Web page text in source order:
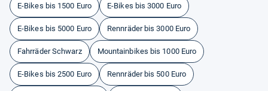
E-Bikes bis 1500 Euro E-Bikes bis 3000 Euro
E-Bikes bis 5000 Euro Rennräder bis 3000 Euro
Fahrräder Schwarz Mountainbikes bis 1000 Euro
E-Bikes bis 2500 Euro Rennräder bis 500 Euro